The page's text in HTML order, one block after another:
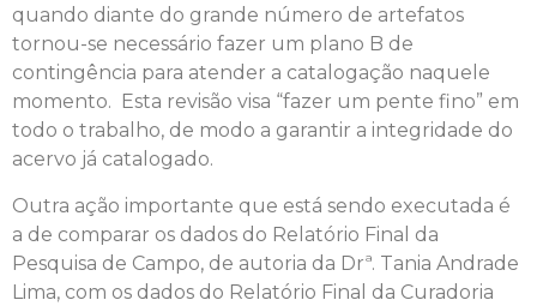
quando diante do grande número de artefatos
tornou-se necessário fazer um plano B de
contingência para atender a catalogação naquele
momento. Esta revisão visa “fazer um pente fino” em
todo o trabalho, de modo a garantir a integridade do
acervo já catalogado.
Outra ação importante que está sendo executada é
a de comparar os dados do Relatório Final da
Pesquisa de Campo, de autoria da Drª. Tania Andrade
Lima, com os dados do Relatório Final da Curadoria